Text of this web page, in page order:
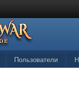
Пользователи